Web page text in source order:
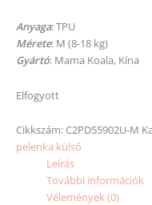
Anyaga: TPU
Mérete: M (8-18 kg)
Gyártó: Mama Koala, Kína
Elfogyott
Cikkszám: C2PD55902U-M
pelenka külső
Leírás
További információk
Vélemények (0)